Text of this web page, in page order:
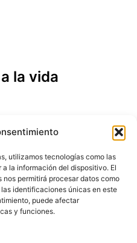
utilizamos tecnologías como las
la información del dispositivo. El
permitirá procesar datos como
identificaciones únicas en este
puede afectar
y funciones.
la vida
hizo suyo